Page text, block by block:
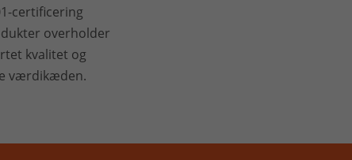
certificering
overholder
kvalitet og
værdikæden.